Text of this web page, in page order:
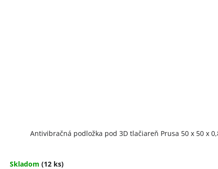
Antivibračná podložka pod 3D tlačiareň Prusa 50 x 50 x
Skladom (12 ks)